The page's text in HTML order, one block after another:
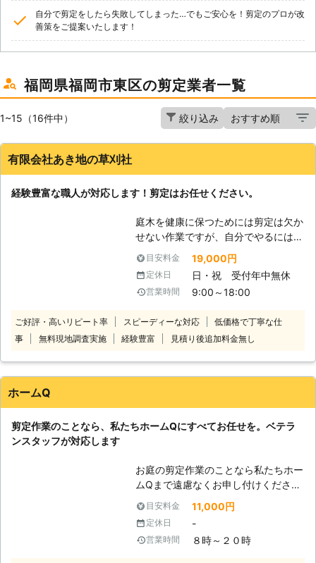
自分で剪定をしたら失敗してしまった…でもご安心を！剪定のプロが改
善策をご提案いたします！
福岡県福岡市東区の剪定業者一覧
1~15（16件中） 絞り込み
有限会社あき地の草刈社
経験豊富な職人が対応します！剪定はお任せください。
庭木を健康に保つためには剪定は欠か
せない作業ですが、自分でやるには時
間がなかったり、うまくできなかった
りしますよね。そんなときはプロにお
任せください。 当店の剪定は木の形
を整えるのはもちろん、病気や害虫の
の木の剪定のほか、アパートやマンシ
ョン、店舗などの庭木のお手入れにも
目安料金 19,000円
定休日 日・祝 受付年中無休
営業時間 9:00～18:00
ご好評・高いリピート率 スピーディーな対応
低価格で丁寧な仕
事
無料現地調査実施 経験豊富 見積り後追加料金無し
ホームQ
剪定作業のことなら、私たちホームQにすべてお任せを。ベテラ
ンスタッフが対応します
お庭の剪定作業のことなら私たちホー
ムQまで遠慮なくお申し付けくださ
い。 弊社に在籍しているスタッフ
は、みな経験豊富で実績豊富なベテラ
ンスタッフです。 お客様のご要望に
沿った形で施工し、満足のいただける
目安料金 11,000円
定休日 -
営業時間 ８時～２０時